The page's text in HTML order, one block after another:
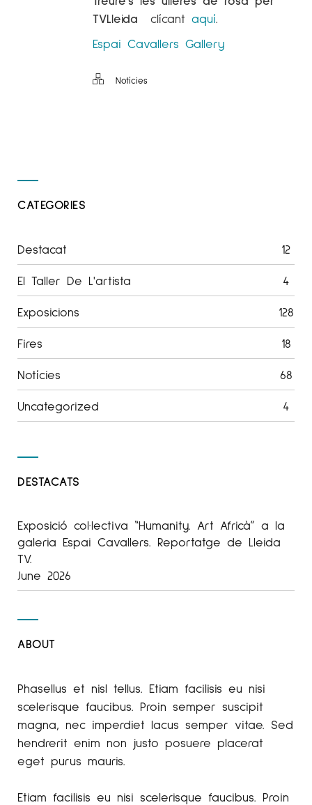
TVLleida clícant aquí.
Espai Cavallers Gallery
Notícies
CATEGORIES
Destacat 12
El Taller De L'artista 4
Exposicions 128
Fires 18
Notícies 68
Uncategorized 4
DESTACATS
Exposició col·lectiva “Humanity. Art Africà” a la
galeria Espai Cavallers. Reportatge de Lleida
TV.
June 2026
ABOUT
Phasellus et nisl tellus. Etiam facilisis eu nisi
scelerisque faucibus. Proin semper suscipit
magna, nec imperdiet lacus semper vitae. Sed
hendrerit enim non justo posuere placerat
eget purus mauris.
Etiam facilisis eu nisi scelerisque faucibus. Proin